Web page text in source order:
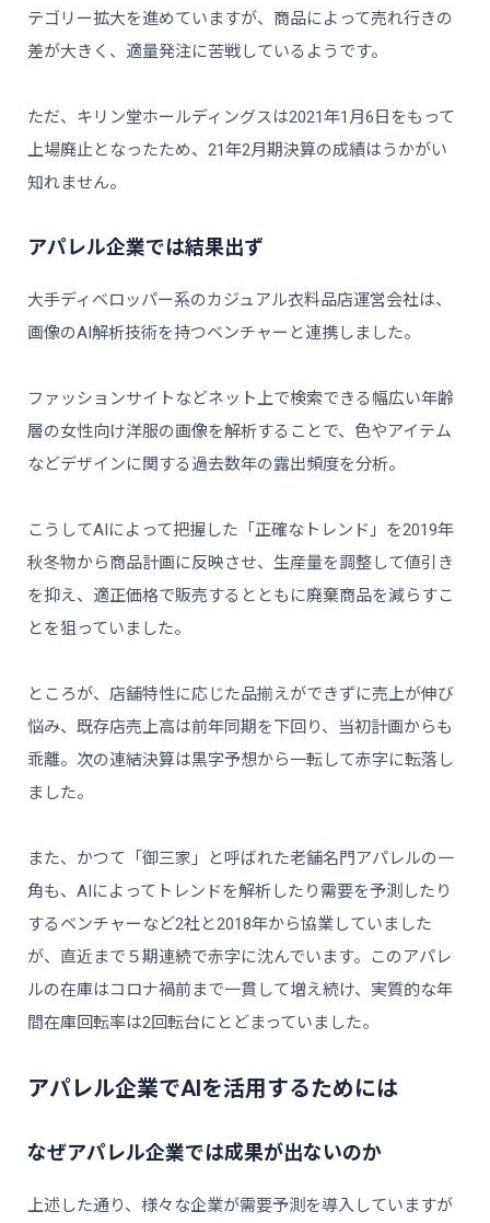
テゴリー拡大を進めていますが、商品によって売れ行きの
差が大きく、適量発注に苦戦しているようです。
ただ、キリン堂ホールディングスは2021年1月6日をもって
上場廃止となったため、21年2月期決算の成績はうかがい
知れません。
アパレル企業では結果出ず
大手ディベロッパー系のカジュアル衣料品店運営会社は、
画像のAI解析技術を持つベンチャーと連携しました。
ファッションサイトなどネット上で検索できる幅広い年齢
層の女性向け洋服の画像を解析することで、色やアイテム
などデザインに関する過去数年の露出頻度を分析。
こうしてAIによって把握した「正確なトレンド」を2019年
秋冬物から商品計画に反映させ、生産量を調整して値引き
を抑え、適正価格で販売するとともに廃棄商品を減らすこ
とを狙っていました。
ところが、店舗特性に応じた品揃えができずに売上が伸び
悩み、既存店売上高は前年同期を下回り、当初計画からも
乖離。次の連結決算は黒字予想から一転して赤字に転落し
ました。
また、かつて「御三家」と呼ばれた老舗名門アパレルの一
角も、AIによってトレンドを解析したり需要を予測したり
するベンチャーなど2社と2018年から協業していました
が、直近まで５期連続で赤字に沈んでいます。このアパレ
ルの在庫はコロナ禍前まで一貫して増え続け、実質的な年
間在庫回転率は2回転台にとどまっていました。
アパレル企業でAIを活用するためには
なぜアパレル企業では成果が出ないのか
上述した通り、様々な企業が需要予測を導入していますが